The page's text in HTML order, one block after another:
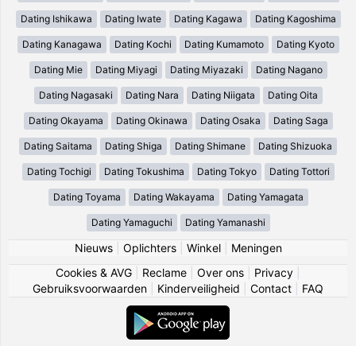
Dating Ishikawa Dating Iwate Dating Kagawa Dating Kagoshima
Dating Kanagawa Dating Kochi Dating Kumamoto Dating Kyoto
Dating Mie Dating Miyagi Dating Miyazaki Dating Nagano
Dating Nagasaki Dating Nara Dating Niigata Dating Oita
Dating Okayama Dating Okinawa Dating Osaka Dating Saga
Dating Saitama Dating Shiga Dating Shimane Dating Shizuoka
Dating Tochigi Dating Tokushima Dating Tokyo Dating Tottori
Dating Toyama Dating Wakayama Dating Yamagata
Dating Yamaguchi Dating Yamanashi
Nieuws| Oplichters| Winkel| Meningen
Cookies & AVG
Reclame Over ons Privacy
Gebruiksvoorwaarden
Kinderveiligheid Contact FAQ